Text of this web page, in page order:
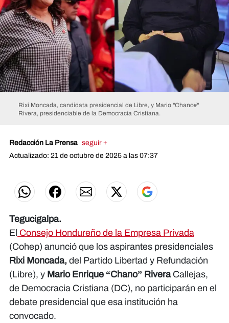
Rixi Moncada, candidata presidencial de Libre, y Mario "Chano#"
Rivera, presidenciable de la Democracia Cristiana.
Redacción La Prensa seguir +
Actualizado: 21 de octubre de 2025 a las 07:37
Tegucigalpa.
El Consejo Hondureño de la Empresa Privada
(Cohep) anunció que los aspirantes presidenciales
Rixi Moncada, del Partido Libertad y Refundación
(Libre), y Mario Enrique “Chano” RiveraCallejas,
de Democracia Cristiana (DC), no participarán en el
debate presidencial que esa institución ha
convocado.